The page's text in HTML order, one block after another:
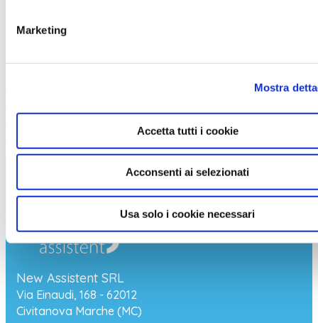
Marketing
Mostra
Accetta tutti i cookie
Acconsenti ai selezionati
Usa solo i cookie necessari
contattaci via WhatsApp
Articolo precedente: Sicurezza e telefonia: i rischi
tecnologia invisibile che fa funzionare la sanità”:
New Assistent raccontata dal Corriere della Sera e
PanoramaAvanti
Info & Contatti
New Assistent SRL
Via Einaudi, 168 - 62012
Civitanova Marche (MC)